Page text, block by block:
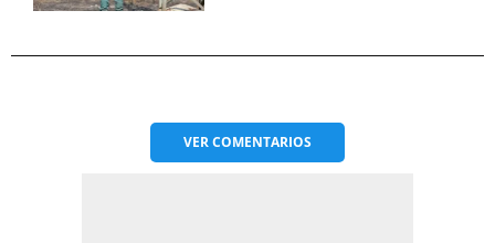
VERCOMENTARIOS